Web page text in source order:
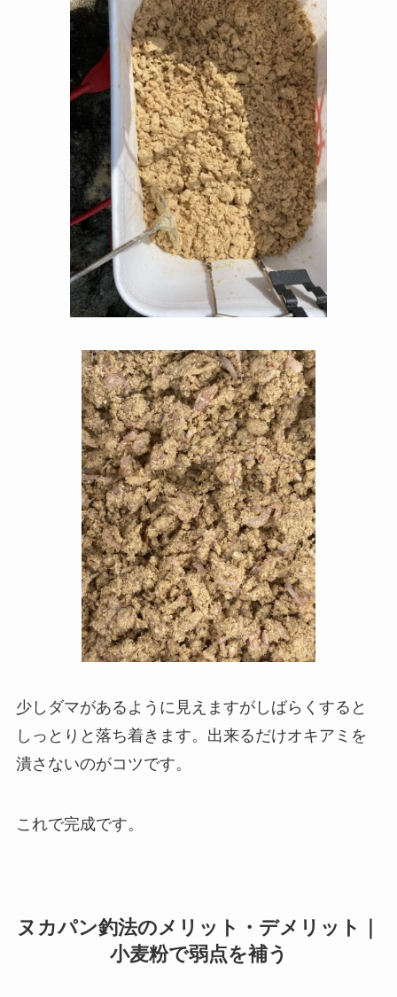
少しダマがあるように見えますがしばらくすると
しっとりと落ち着きます。出来るだけオキアミを
潰さないのがコツです。
これで完成です。
ヌカパン釣法のメリット・デメリット｜
小麦粉で弱点を補う